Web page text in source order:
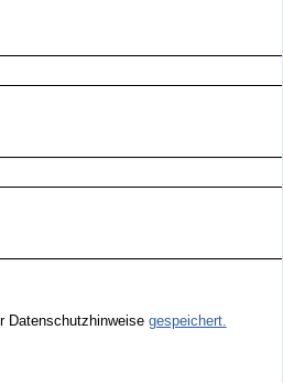
Datenschutzhinweise gespeichert.